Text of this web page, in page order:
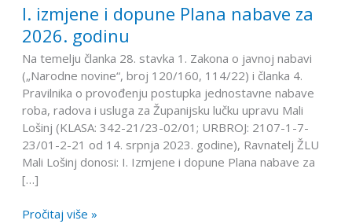
I. izmjene i dopune Plana nabave za
2026. godinu
Na temelju članka 28. stavka 1. Zakona o javnoj nabavi
(„Narodne novine“, broj 120/160, 114/22) i članka 4.
Pravilnika o provođenju postupka jednostavne nabave
roba, radova i usluga za Županijsku lučku upravu Mali
Lošinj (KLASA: 342-21/23-02/01; URBROJ: 2107-1-7-
23/01-2-21 od 14. srpnja 2023. godine), Ravnatelj ŽLU
Mali Lošinj donosi: I. Izmjene i dopune Plana nabave za
[…]
I.
izmjene
i
dopune
Plana
nabave
za
2026.
godinu
Pročitaj više »